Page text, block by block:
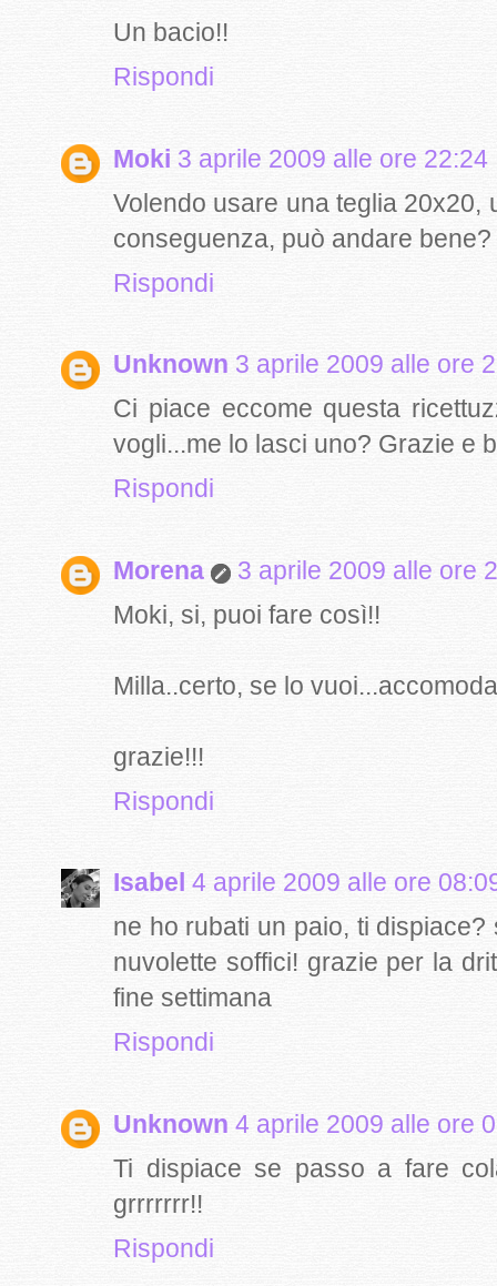
Un bacio!!
Rispondi
Moki 3 aprile 2009 alle ore 22:24
Volendo usare una teglia 20x20,
conseguenza, può andare bene?
Rispondi
Unknown 3 aprile 2009 alle ore
Ci piace eccome questa
vogli...me lo lasci uno? Grazie e
Rispondi
Morena
3 aprile 2009 alle ore
Moki, si, puoi fare così!!
Milla..certo, se lo
grazie!!!
Rispondi
Isabel 4 aprile 2009 alle ore
ne ho rubati un paio, ti
nuvolette soffici! grazie per la
fine settimana
Rispondi
Unknown 4 aprile 2009 alle ore
Ti dispiace se passo a fare
grrrrrrr!!
Rispondi